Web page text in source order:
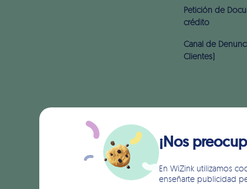
Petición de
crédito
Canal de
Clientes)
¡Nos
En WiZink utilizamos
enseñarte publicidad